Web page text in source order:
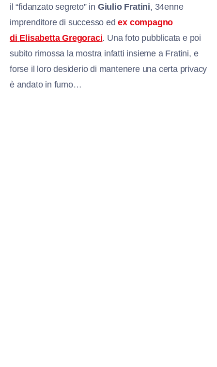
il “fidanzato segreto” in Giulio Fratini, 34enne
imprenditore di successo edex compagno
di Elisabetta Gregoraci. Una foto pubblicata e poi
subito rimossa la mostra infatti insieme a Fratini, e
forse il loro desiderio di mantenere una certa privacy
è andato in fumo…